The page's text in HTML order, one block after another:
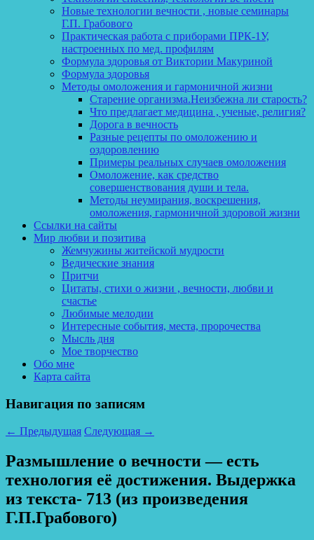
Новые технологии вечности , новые семинары
Г.П. Грабового
Практическая работа с приборами ПРК-1У,
настроенных по мед. профилям
Формула здоровья от Виктории Макуриной
Формула здоровья
Методы омоложения и гармоничной жизни
Старение организма.Неизбежна ли старость?
Что предлагает медицина , ученые, религия?
Дорога в вечность
Разные рецепты по омоложению и
оздоровлению
Примеры реальных случаев омоложения
Омоложение, как средство
совершенствования души и тела.
Методы неумирания, воскрешения,
омоложения, гармоничной здоровой жизни
Ссылки на сайты
Мир любви и позитива
Жемчужины житейской мудрости
Ведические знания
Притчи
Цитаты, стихи о жизни , вечности, любви и
счастье
Любимые мелодии
Интересные события, места, пророчества
Мысль дня
Мое творчество
Обо мне
Карта сайта
Навигация по записям
← Предыдущая Следующая →
Размышление о вечности — есть
технология её достижения. Выдержка
из текста- 713 (из произведения
Г.П.Грабового)